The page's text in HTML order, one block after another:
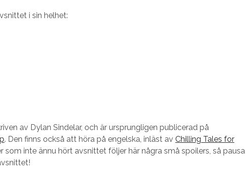
i sin helhet:
av Dylan Sindelar, och är ursprungligen publicerad på
. Den finns också att höra på engelska, inläst avChilling Tales for
som inte ännu hört avsnittet följer här några små spoilers, så pausa